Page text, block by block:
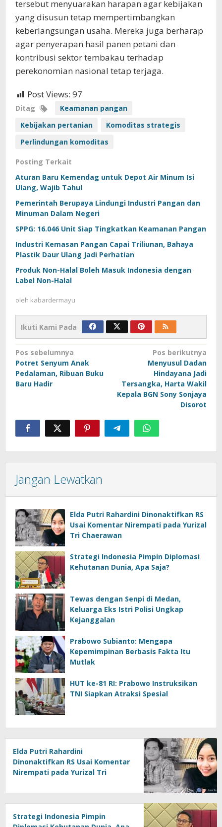
tersebut menyuarakan harapan agar kebijakan
yang disusun tetap mempertimbangkan
keberlangsungan usaha. Mereka juga berharap
agar penyerapan hasil panen petani dan
kontribusi sektor tembakau terhadap
perekonomian nasional tetap terjaga.
Post Views: 97
Ditag
Keamanan pangan
Kebijakan pertanian
Komoditas strategis
Perlindungan komoditas
Posting Terkait
Aturan Baru Kemendag untuk Depot Air Minum Isi
Ulang, Wajib Tahu!
Pemerintah Berupaya Lindungi Industri Pangan dan
Minuman Dalam Negeri
SPPG: 16.046 Unit Siap Tingkatkan Keamanan Pangan
Industri Kemasan Pangan Capai Triliunan, Bahaya
Plastik Daur Ulang Jadi Perhatian
Produk Non-Halal Boleh Masuk Indonesia dengan
Label Non-Halal
oleh kabardermayu
Ikuti Kami Pada
Navigasi
pos
Pos sebelumnya
Potret Senyum Anak
Pedalaman, Ribuan Buku
Baru Hadir
Pos berikutnya
Menyusul Dadan
Hindayana Jadi
Tersangka, Harta Wakil
Kepala BGN Sony Sonjaya
Disorot
Jangan Lewatkan
Elda Putri Rahardini Dinonaktifkan RS
Usai Komentar Nirempati pada Yurizal
Tri Chaerawan
Strategi Indonesia Pimpin Diplomasi
Kehutanan Dunia, Apa Saja?
Tewas dengan Senpi di Medan,
Keluarga Eks Istri Polisi Ungkap
Kejanggalan
Prabowo Subianto: Mengapa
Kepemimpinan Berbasis Fakta Itu
Mutlak
HUT ke-81 RI: Prabowo Instruksikan
TNI Siapkan Atraksi Spesial
Elda Putri Rahardini
Dinonaktifkan RS Usai Komentar
Nirempati pada Yurizal Tri
Strategi Indonesia Pimpin